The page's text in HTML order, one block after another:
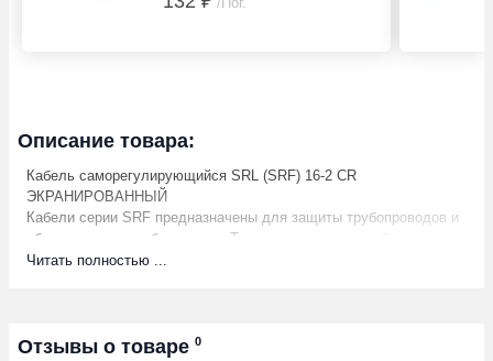
Описание товара:
Кабель саморегулирующийся SRL (SRF) 16-2 CR
ЭКРАНИРОВАННЫЙ
Кабели серии SRF предназначены для защиты трубопроводов и
оборудования от обмерзания. Тепло, выделяемое кабелем,
генерируется сердечником кабеля, сделанного из
температура окружающей среды понижается, и меньше тепла,
Читать полностью ...
Отзывы о товаре 0